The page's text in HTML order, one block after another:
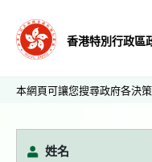
香港特別行政區
本網頁可讓您搜尋政府各決
姓名